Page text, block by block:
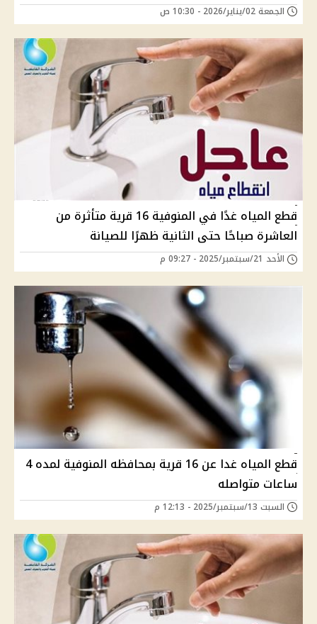
الجمعة 02/يناير/2026 - 10:30 ص
قطع المياه غدًا في المنوفية 16 قرية متأثرة من
العاشرة صباحًا حتى الثانية ظهرًا للصيانة
الأحد 21/سبتمبر/2025 - 09:27 م
قطع المياه غدا عن 16 قرية بمحافظه المنوفية لمده 4
ساعات متواصله
السبت 13/سبتمبر/2025 - 12:13 م